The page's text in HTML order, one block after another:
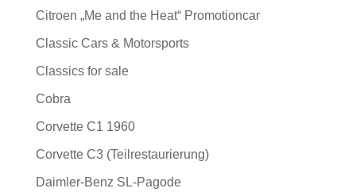
Citroen „Me and the Heat“ Promotioncar
Classic Cars & Motorsports
Classics for sale
Cobra
Corvette C1 1960
Corvette C3 (Teilrestaurierung)
Daimler-Benz SL-Pagode